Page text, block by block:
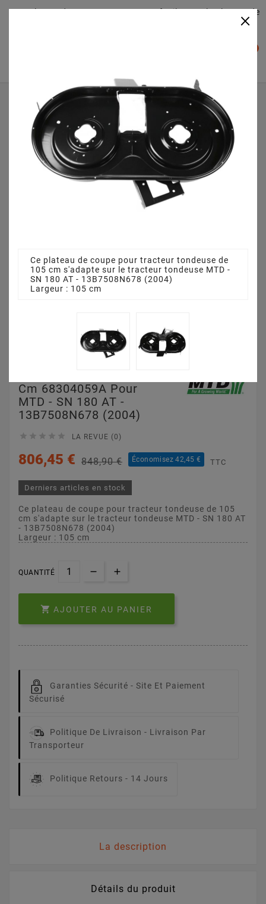
Plateaudecoupe.com : Trouver facilement le plateau de
Accueil
Plateau de coupe
Plateau de coupe 105 cm 68304059A pour MTD - SN 180
AT - 13B7508N678 (2004)
Cm 68304059A Pour
MTD - SN 180 AT -
13B7508N678 (2004)
     LA REVUE (0)
806,45 € 848,90 € Économisez 42,45 € TTC
Derniers articles en stock
Ce plateau de coupe pour tracteur tondeuse de 105
cm s'adapte sur le tracteur tondeuse MTD - SN 180 AT
- 13B7508N678 (2004)
Largeur : 105 cm
QUANTITÉ
 AJOUTER AU PANIER
Garanties Sécurité - Site Et Paiement
Sécurisé
Politique De Livraison - Livraison Par
Transporteur
Politique Retours - 14 Jours
La description
Détails du produit
×
Ce plateau de coupe pour tracteur tondeuse de
105 cm s'adapte sur le tracteur tondeuse MTD -
SN 180 AT - 13B7508N678 (2004)
Largeur : 105 cm